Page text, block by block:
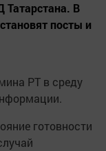
В
посты и
РТ в среду
готовности